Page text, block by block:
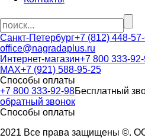
Санкт-Петербург+7 (812) 448-
office@nagradaplus.ru
Интернет-магазин+7 800 333-
MAX+7 (921) 588-95-25
Способы оплаты
+7 800 333-92-98Бесплатный
обратный звонок
Способы оплаты
2021 Все права защищены ©.